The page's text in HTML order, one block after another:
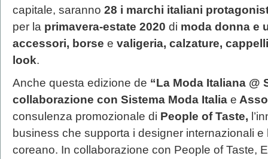
capitale, saranno 28 i marchi italiani
per la primavera-estate 2020 di moda donna e
accessori, borse e valigeria, calzature,
look.
Anche questa edizione de “La Moda Italiana @
collaborazione con Sistema Moda Italia e
consulenza promozionale di People of Taste,
business che supporta i designer internazionali
coreano. In collaborazione con People of Taste,